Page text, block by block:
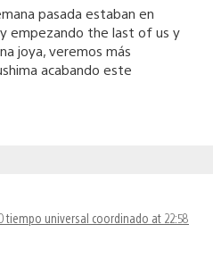
pasada estaban en
empezando the last of us y
joya, veremos más
acabando este
tiempo universal coordinado at 22:58